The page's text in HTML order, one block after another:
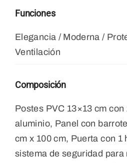
Funciones
Elegancia / Moderna /
Ventilación
Composición
Postes PVC 13×13 cm
aluminio, Panel con
cm x 100 cm, Puerta con 1
sistema de seguridad para